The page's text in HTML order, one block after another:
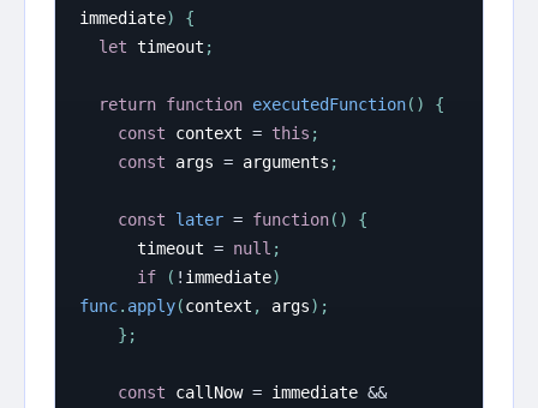
immediate)
{
let timeout ;
return function executedFunction( )
{
const context = this ;
const args = arguments ;
const later = function( )
{
      timeout
= null ;
if
( ! immediate)
func. apply(context , args) ;
} ;
const callNow = immediate &&